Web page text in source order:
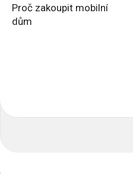
Proč zakoupit mobilní
dům